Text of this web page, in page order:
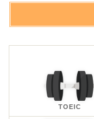
TOEIC